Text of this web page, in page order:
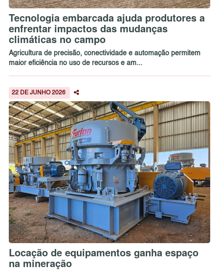
Tecnologia embarcada ajuda produtores a
enfrentar impactos das mudanças
climáticas no campo
Agricultura de precisão, conectividade e automação permitem
maior eficiência no uso de recursos e am...
22 DE JUNHO 2026
Locação de equipamentos ganha espaço
na mineração